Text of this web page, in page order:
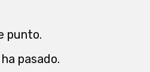
punto.
pasado.